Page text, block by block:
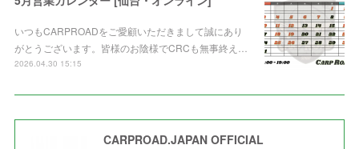
いつもCARPROADをご愛顧いただきまして誠にあり
がとうございます。皆様のお陰様でCRCも無事終え…
2026.04.30 15:15
CARPROAD.JAPAN OFFICIAL